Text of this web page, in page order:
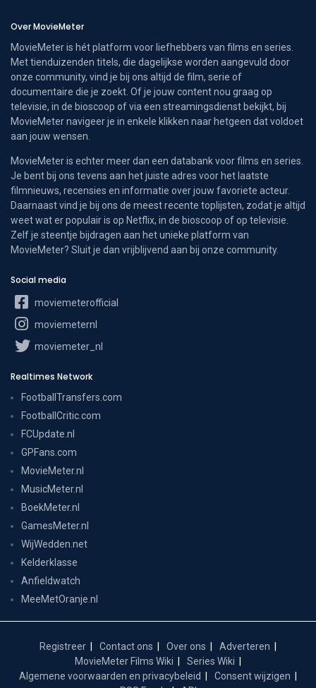
Over MovieMeter
MovieMeter is hét platform voor liefhebbers van films en series.
Met tienduizenden titels, die dagelijkse worden aangevuld door
onze community, vind je bij ons altijd de film, serie of
documentaire die je zoekt. Of je jouw content nou graag op
televisie, in de bioscoop of via een streamingsdienst bekijkt, bij
MovieMeter navigeer je in enkele klikken naar hetgeen dat voldoet
aan jouw wensen.
MovieMeter is echter meer dan een databank voor films en series.
Je bent bij ons tevens aan het juiste adres voor het laatste
filmnieuws, recensies en informatie over jouw favoriete acteur.
Daarnaast vind je bij ons de meest recente toplijsten, zodat je altijd
weet wat er populair is op Netflix, in de bioscoop of op televisie.
Zelf je steentje bijdragen aan het unieke platform van
MovieMeter? Sluit je dan vrijblijvend aan bij onze community.
Social media
moviemeterofficial
moviemeternl
moviemeter_nl
Realtimes Network
FootballTransfers.com
FootballCritic.com
FCUpdate.nl
GPFans.com
MovieMeter.nl
MusicMeter.nl
BoekMeter.nl
GamesMeter.nl
WijWedden.net
Kelderklasse
Anfieldwatch
MeeMetOranje.nl
Registreer Contact ons Over ons
Adverteren
MovieMeter Films Wiki
Series Wiki
Algemene voorwaarden en privacybeleid
Consent wijzigen